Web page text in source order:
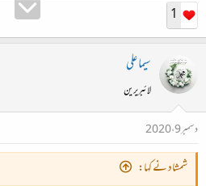
1
سیما علی
لائبریرین
دسمبر 9، 2020
شمشاد نے کہا: